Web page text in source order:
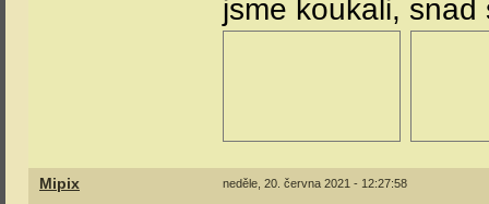
jsme koukali,
Mipix neděle, 20. června 2021 - 12:27:58